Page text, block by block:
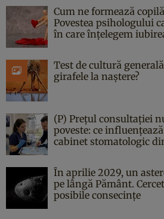
Cum ne formează
Povestea psihologului
în care înțelegem
Test de cultură
girafele la naștere?
(P) Prețul consultației
poveste: ce
cabinet stomatologic
În aprilie 2029, un
pe lângă Pământ.
posibile consecințe